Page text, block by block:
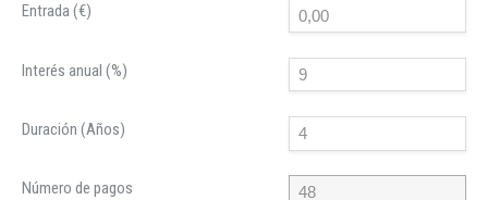
Entrada (€)
Interés anual (%)
Duración (Años)
Número de pagos